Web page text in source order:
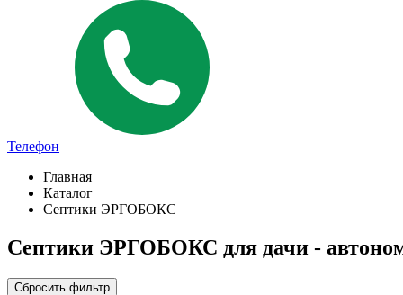
Телефон
Главная
Каталог
Септики ЭРГОБОКС
Септики ЭРГОБОКС для дачи -
Сбросить фильтр